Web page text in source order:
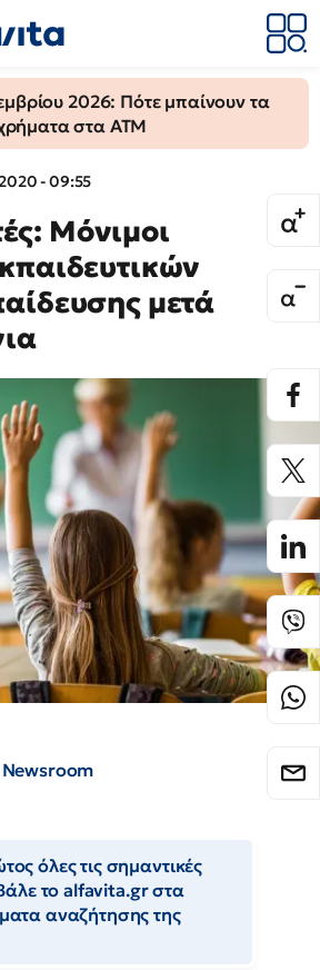
2026: Πότε μπαίνουν τα
στα ΑΤΜ
- 09:55
Μόνιμοι
μετά
όλες τις σημαντικές
το alfavita.gr στα
αναζήτησης της